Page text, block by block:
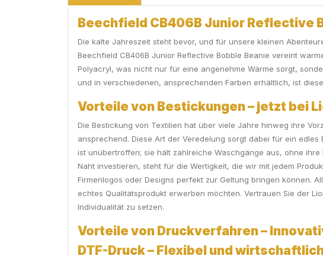
Beechfield CB406B Junior Reflective
Die kalte Jahreszeit steht bevor, und für unsere kleinen
Beechfield CB406B Junior Reflective Bobble Beanie vereint
Polyacryl, was nicht nur für eine angenehme Wärme sorgt,
und in verschiedenen, ansprechenden Farben erhältlich, ist
Vorteile von Bestickungen – jetzt bei
Die Bestickung von Textilien hat über viele Jahre hinweg ihre
ansprechend. Diese Art der Veredelung sorgt dabei für ein
ist unübertroffen; sie hält zahlreiche Waschgänge aus, ohne
Naht investieren, steht für die Wertigkeit, die wir mit jedem
Firmenlogos oder Designs perfekt zur Geltung bringen können.
echtes Qualitätsprodukt erwerben möchten. Vertrauen Sie der
Individualität zu setzen.
Vorteile von Druckverfahren –
DTF-Druck – Flexibel und